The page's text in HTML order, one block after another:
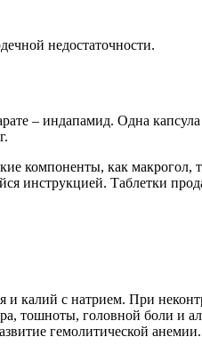
недостаточности.
– индапамид. Одна
компоненты, как макрогол,
инструкцией. Таблетки
и калий с натрием. При
тошноты, головной боли и
гемолитической анемии.